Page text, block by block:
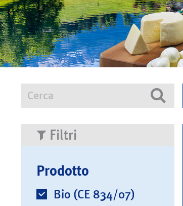
Cerca
Filtri
Prodotto
Bio (CE 834/07)